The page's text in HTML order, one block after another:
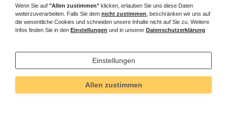
Wenn Sie auf "Allen zustimmen" klicken, erlauben Sie uns diese Daten
weiterzuverarbeiten. Falls Sie dem nicht zustimmen , beschränken wir uns auf
die wesentliche Cookies und schneiden unsere Inhalte nicht auf Sie zu. Weitere
Infos finden Sie in den Einstellungen und in unserer Datenschutzerklärung
Einstellungen
Allen zustimmen